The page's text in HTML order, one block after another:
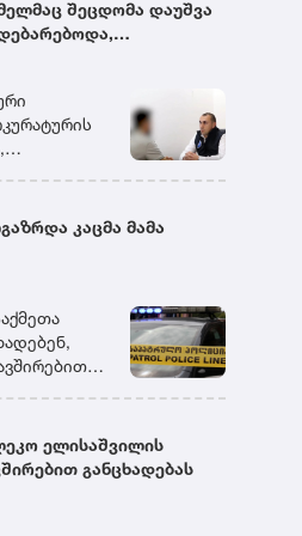
შეცდომა დაუშვა
პირი ქრთამის
დააკავეს.
339-ე
ოთხიდან
აღკვეთის
კაცმა მამა
რაც
ელისაშვილის
განცხადებას